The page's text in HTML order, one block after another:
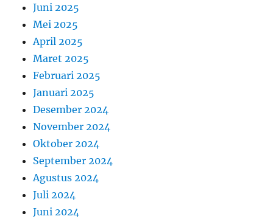
Juni 2025
Mei 2025
April 2025
Maret 2025
Februari 2025
Januari 2025
Desember 2024
November 2024
Oktober 2024
September 2024
Agustus 2024
Juli 2024
Juni 2024